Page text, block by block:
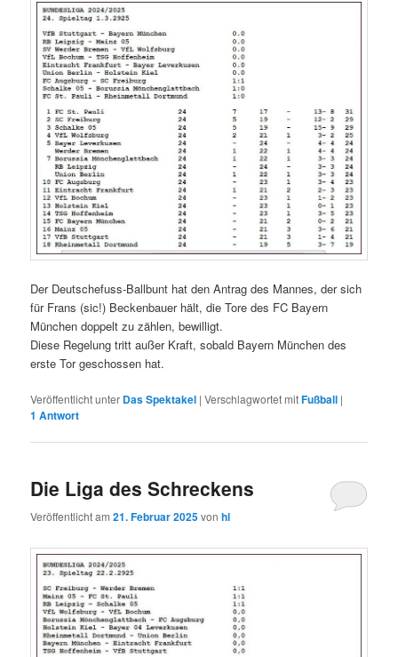
Der Deutschefuss-Ballbunt hat den Antrag des Mannes, der sich
für Frans (sic!) Beckenbauer hält, die Tore des FC Bayern
München doppelt zu zählen, bewilligt.
Diese Regelung tritt außer Kraft, sobald Bayern München des
erste Tor geschossen hat.
Veröffentlicht unter Das Spektakel |Verschlagwortet mitFußball |
1 Antwort
Die Liga des Schreckens
Veröffentlicht am21. Februar 2025vonhl